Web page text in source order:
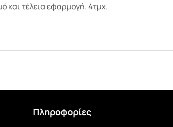
και τέλεια εφαρμογή. 4τμχ.
Πληροφορίες